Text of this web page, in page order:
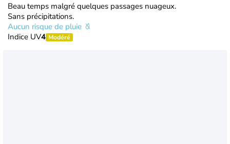
Beau temps malgré quelques passages nuageux.
Sans précipitations.
Aucun risque de pluie
Indice UV4 Modéré